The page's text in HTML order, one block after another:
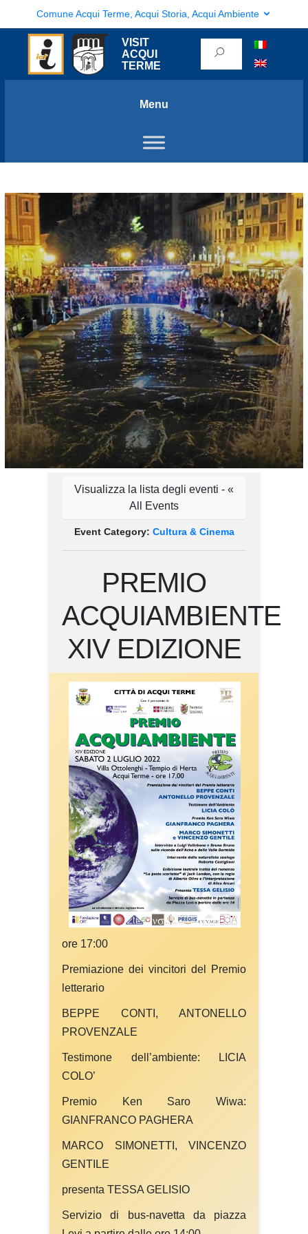
Comune Acqui Terme, Acqui Storia, Acqui Ambiente
VISIT
ACQUI
TERME
Menu
Visualizza la lista degli eventi - «
All Events
Event Category: Cultura & Cinema
PREMIO
ACQUIAMBIENTE
XIV EDIZIONE
ore 17:00
Premiazione dei vincitori del Premio
letterario
BEPPE CONTI, ANTONELLO
PROVENZALE
Testimone dell’ambiente: LICIA
COLO’
Premio Ken Saro Wiwa:
GIANFRANCO PAGHERA
MARCO SIMONETTI, VINCENZO
GENTILE
presenta TESSA GELISIO
Servizio di bus-navetta da piazza